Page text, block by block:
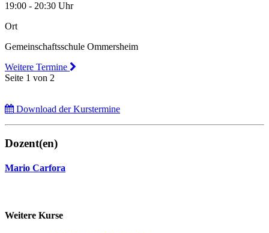
19:00 - 20:30 Uhr
Ort
Gemeinschaftsschule Ommersheim
Weitere Termine
Seite 1 von 2
Download der Kurstermine
Dozent(en)
Mario Carfora
Weitere Kurse